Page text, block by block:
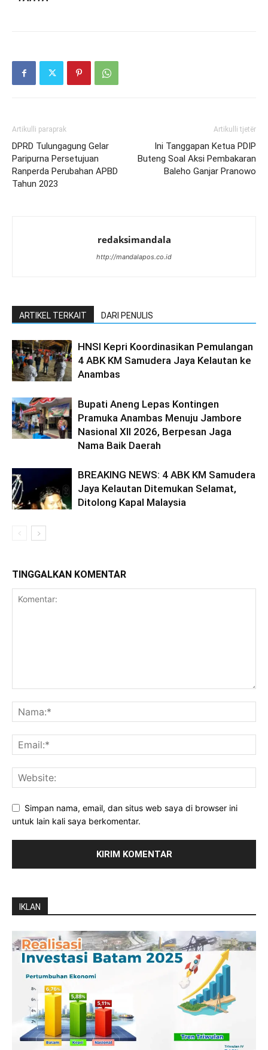
Artikulli paraprak
DPRD Tulungagung Gelar
Paripurna Persetujuan
Ranperda Perubahan APBD
Tahun 2023
Artikulli tjetër
Ini Tanggapan Ketua PDIP
Buteng Soal Aksi Pembakaran
Baleho Ganjar Pranowo
redaksimandala
http://mandalapos.co.id
ARTIKEL TERKAIT DARI PENULIS
HNSI Kepri Koordinasikan Pemulangan
4 ABK KM Samudera Jaya Kelautan ke
Anambas
Bupati Aneng Lepas Kontingen
Pramuka Anambas Menuju Jambore
Nasional XII 2026, Berpesan Jaga
Nama Baik Daerah
BREAKING NEWS: 4 ABK KM Samudera
Jaya Kelautan Ditemukan Selamat,
Ditolong Kapal Malaysia
TINGGALKAN KOMENTAR
Simpan nama, email, dan situs web saya di browser ini
untuk lain kali saya berkomentar.
IKLAN